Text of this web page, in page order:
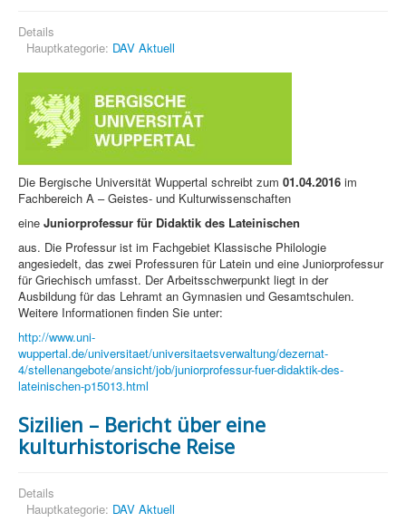
Details
Hauptkategorie: DAV Aktuell
Die Bergische Universität Wuppertal schreibt zum 01.04.2016 im
Fachbereich A – Geistes- und Kulturwissenschaften
eine Juniorprofessur für Didaktik des Lateinischen
aus. Die Professur ist im Fachgebiet Klassische Philologie
angesiedelt, das zwei Professuren für Latein und eine Juniorprofessur
für Griechisch umfasst. Der Arbeitsschwerpunkt liegt in der
Ausbildung für das Lehramt an Gymnasien und Gesamtschulen.
Weitere Informationen finden Sie unter:
http://www.uni-
wuppertal.de/universitaet/universitaetsverwaltung/dezernat-
4/stellenangebote/ansicht/job/juniorprofessur-fuer-didaktik-des-
lateinischen-p15013.html
Sizilien – Bericht über eine
kulturhistorische Reise
Details
Hauptkategorie: DAV Aktuell